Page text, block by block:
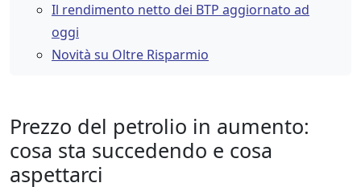
Il rendimento netto dei BTP aggiornato ad
oggi
Novità su Oltre Risparmio
Prezzo del petrolio in aumento:
cosa sta succedendo e cosa
aspettarci